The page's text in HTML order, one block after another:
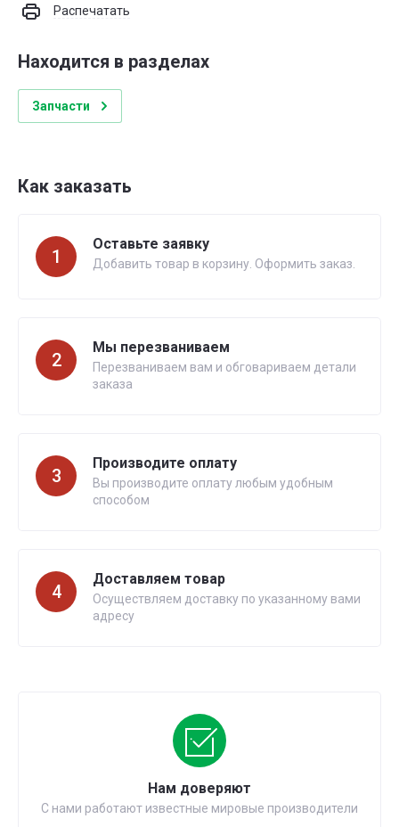
Распечатать
Находится в разделах
Запчасти
Как заказать
1
Оставьте заявку
Добавить товар в корзину. Оформить заказ.
2
Мы перезваниваем
Перезваниваем вам и обговариваем детали
заказа
3
Производите оплату
Вы производите оплату любым удобным
способом
4
Доставляем товар
Осуществляем доставку по указанному вами
адресу
Нам доверяют
С нами работают известные мировые производители